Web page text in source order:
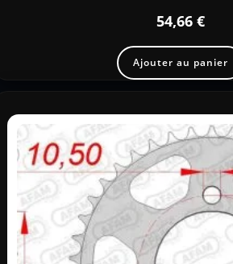
54,66 €
Ajouter au panier